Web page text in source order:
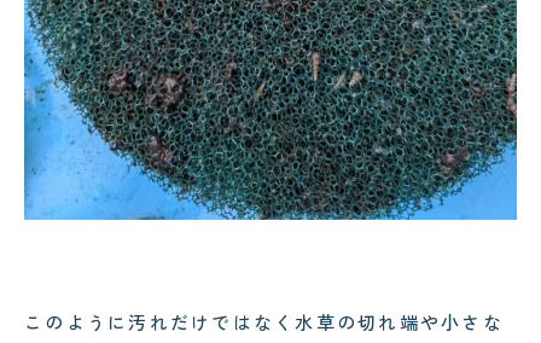
このように汚れだけではなく水草の切れ端や小さな